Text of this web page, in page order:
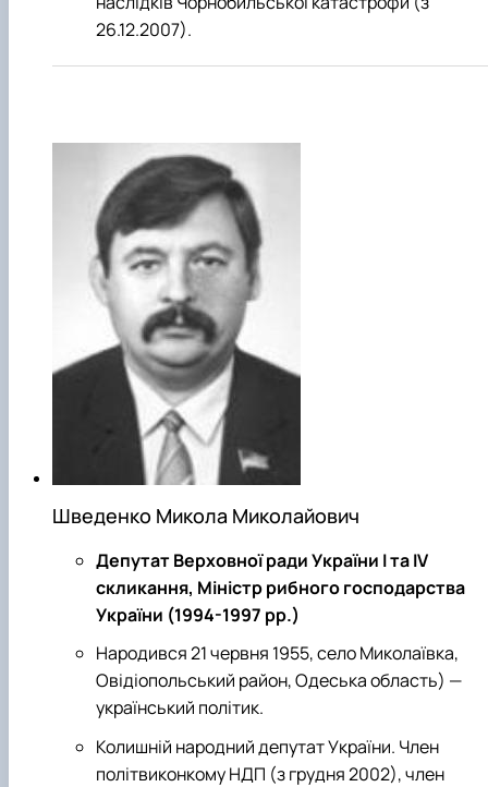
26.12.2007).
Шведенко Микола Миколайович
Депутат Верховної ради України І та ІV
скликання, Міністр рибного господарства
України (1994-1997 рр.)
Народився 21 червня 1955, село Миколаївка,
Овідіопольський район, Одеська область) —
український політик.
Колишній народний депутат України. Член
політвиконкому НДП (з грудня 2002), член